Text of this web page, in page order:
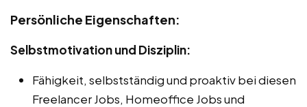
Persönliche Eigenschaften:
Selbstmotivation und Disziplin:
Fähigkeit, selbstständig und proaktiv bei diesen
Freelancer Jobs, Homeoffice Jobs und